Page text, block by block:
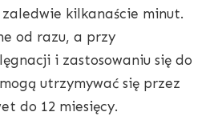
kilkanaście minut.
od razu, a przy
i zastosowaniu się do
utrzymywać się przez
do 12 miesięcy.